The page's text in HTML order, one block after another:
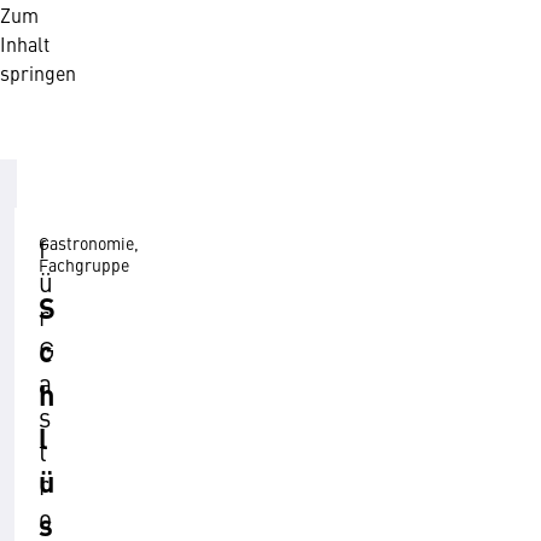
Zum
Inhalt
springen
Gastronomie,
Fachgruppe
S
c
h
l
ü
s
f
ü
r
G
a
s
t
r
o